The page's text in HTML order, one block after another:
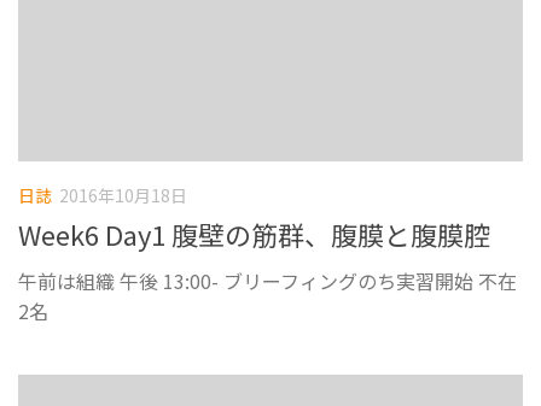
日誌 2016年10月18日
Week6 Day1 腹壁の筋群、腹膜と腹膜腔
午前は組織 午後 13:00- ブリーフィングのち実習開始 不在
2名